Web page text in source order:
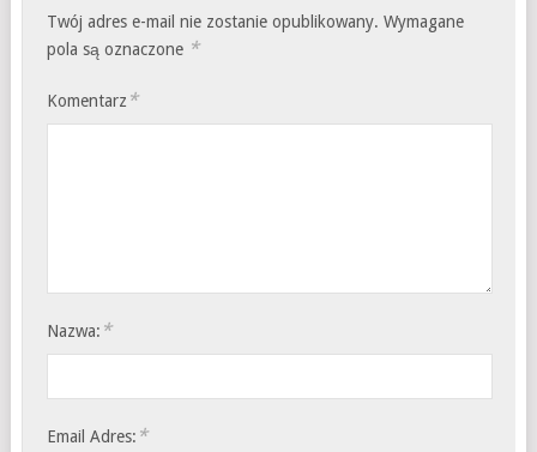
Twój adres e-mail nie zostanie opublikowany. Wymagane
pola są oznaczone *
Komentarz *
Nazwa: *
Email Adres: *